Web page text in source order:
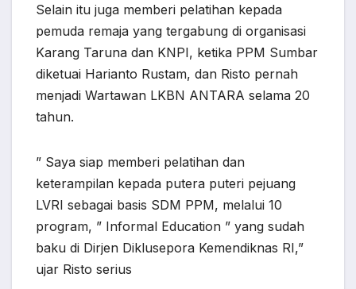
Selain itu juga memberi pelatihan kepada
pemuda remaja yang tergabung di organisasi
Karang Taruna dan KNPI, ketika PPM Sumbar
diketuai Harianto Rustam, dan Risto pernah
menjadi Wartawan LKBN ANTARA selama 20
tahun.
” Saya siap memberi pelatihan dan
keterampilan kepada putera puteri pejuang
LVRI sebagai basis SDM PPM, melalui 10
program, ” Informal Education ” yang sudah
baku di Dirjen Diklusepora Kemendiknas RI,”
ujar Risto serius